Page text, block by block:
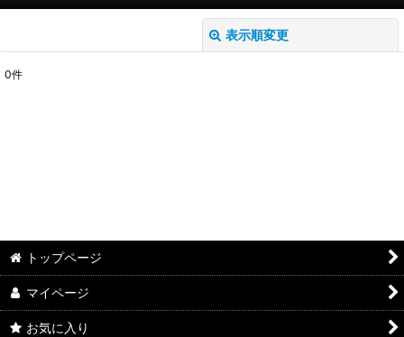
表示順変更
0件
トップページ
マイページ
お気に入り